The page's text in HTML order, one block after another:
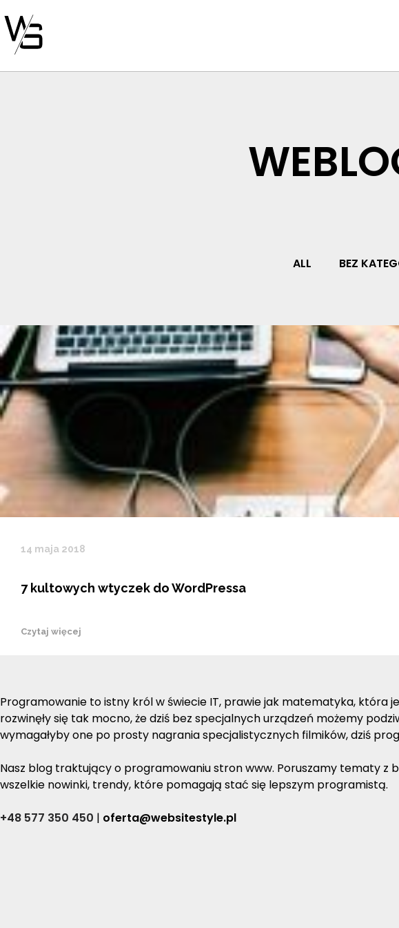
ALL BEZ
14 maja 2018
7 kultowych wtyczek do WordPressa
Czytaj więcej
Programowanie to istny król w świecie IT, prawie jak matematyka, która
rozwinęły się tak mocno, że dziś bez specjalnych urządzeń możemy
wymagałyby one po prosty nagrania specjalistycznych filmików, dziś
Nasz blog traktujący o programowaniu stron www. Poruszamy tematy z
wszelkie nowinki, trendy, które pomagają stać się lepszym programistą.
+48 577 350 450 | oferta@websitestyle.pl